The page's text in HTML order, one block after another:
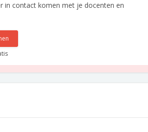
in contact komen met je docenten en